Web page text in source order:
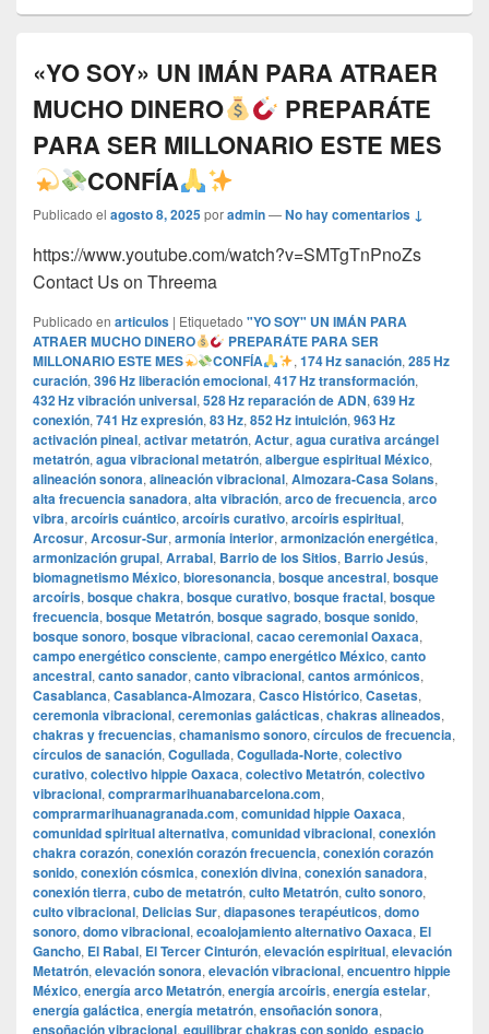
«YO SOY» UN IMÁN PARA ATRAER
MUCHO DINERO
PREPARÁTE
PARA SER MILLONARIO ESTE MES
CONFÍA
Publicado el agosto 8, 2025poradmin—No hay comentarios ↓
https://www.youtube.com/watch?v=SMTgTnPnoZs
Contact Us on Threema
Publicado en articulos | Etiquetado "YO SOY" UN IMÁN PARA
ATRAER MUCHO DINERO
PREPARÁTE PARA SER
MILLONARIO ESTE MES
CONFÍA , 174 Hz sanación, 285 Hz
curación, 396 Hz liberación emocional, 417 Hz transformación,
432 Hz vibración universal, 528 Hz reparación de ADN, 639 Hz
conexión, 741 Hz expresión, 83 Hz, 852 Hz intuición, 963 Hz
activación pineal, activar metatrón, Actur, agua curativa arcángel
metatrón, agua vibracional metatrón, albergue espiritual México,
alineación sonora, alineación vibracional, Almozara-Casa Solans,
alta frecuencia sanadora, alta vibración, arco de frecuencia, arco
vibra, arcoíris cuántico, arcoíris curativo, arcoíris espiritual,
Arcosur, Arcosur-Sur, armonía interior, armonización energética,
armonización grupal, Arrabal, Barrio de los Sitios, Barrio Jesús,
biomagnetismo México, bioresonancia, bosque ancestral, bosque
arcoíris, bosque chakra, bosque curativo, bosque fractal, bosque
frecuencia, bosque Metatrón, bosque sagrado, bosque sonido,
bosque sonoro, bosque vibracional, cacao ceremonial Oaxaca,
campo energético consciente, campo energético México, canto
ancestral, canto sanador, canto vibracional, cantos armónicos,
Casablanca, Casablanca-Almozara, Casco Histórico, Casetas,
ceremonia vibracional, ceremonias galácticas, chakras alineados,
chakras y frecuencias, chamanismo sonoro, círculos de frecuencia,
círculos de sanación, Cogullada, Cogullada-Norte, colectivo
curativo, colectivo hippie Oaxaca, colectivo Metatrón, colectivo
vibracional, comprarmarihuanabarcelona.com,
comprarmarihuanagranada.com, comunidad hippie Oaxaca,
comunidad spiritual alternativa, comunidad vibracional, conexión
chakra corazón, conexión corazón frecuencia, conexión corazón
sonido, conexión cósmica, conexión divina, conexión sanadora,
conexión tierra, cubo de metatrón, culto Metatrón, culto sonoro,
culto vibracional, Delicias Sur, diapasones terapéuticos, domo
sonoro, domo vibracional, ecoalojamiento alternativo Oaxaca, El
Gancho, El Rabal, El Tercer Cinturón, elevación espiritual, elevación
Metatrón, elevación sonora, elevación vibracional, encuentro hippie
México, energía arco Metatrón, energía arcoíris, energía estelar,
energía galáctica, energía metatrón, ensoñación sonora,
ensoñación vibracional, equilibrar chakras con sonido, espacio